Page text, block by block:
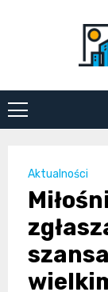
Aktualności